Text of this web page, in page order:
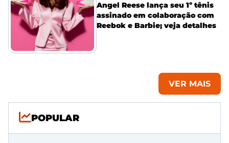
Angel Reese lança seu 1º tênis
assinado em colaboração com
Reebok e Barbie; veja detalhes
VER MAIS
POPULAR